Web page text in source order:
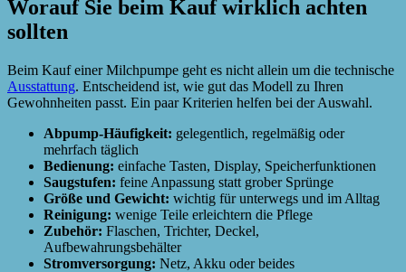
Worauf Sie beim Kauf wirklich achten
sollten
Beim Kauf einer Milchpumpe geht es nicht allein um die technische
Ausstattung. Entscheidend ist, wie gut das Modell zu Ihren
Gewohnheiten passt. Ein paar Kriterien helfen bei der Auswahl.
Abpump-Häufigkeit: gelegentlich, regelmäßig oder
mehrfach täglich
Bedienung: einfache Tasten, Display, Speicherfunktionen
Saugstufen: feine Anpassung statt grober Sprünge
Größe und Gewicht: wichtig für unterwegs und im Alltag
Reinigung: wenige Teile erleichtern die Pflege
Zubehör: Flaschen, Trichter, Deckel,
Aufbewahrungsbehälter
Stromversorgung: Netz, Akku oder beides